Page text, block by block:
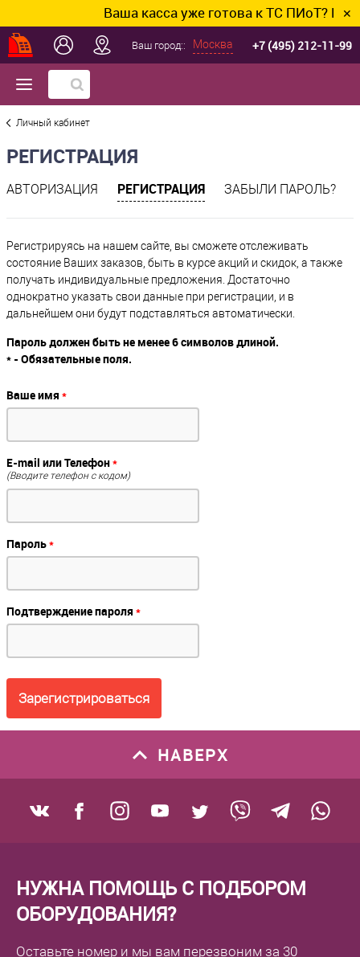
Ваша касса уже готова к ТС ПИоТ? ✕
Ваш город:: Москва +7 (495) 212-11-99
Личный кабинет
РЕГИСТРАЦИЯ
АВТОРИЗАЦИЯ РЕГИСТРАЦИЯ ЗАБЫЛИ ПАРОЛЬ?
Регистрируясь на нашем сайте, вы сможете отслеживать
состояние Ваших заказов, быть в курсе акций и скидок, а также
получать индивидуальные предложения. Достаточно
однократно указать свои данные при регистрации, и в
дальнейшем они будут подставляться автоматически.
Пароль должен быть не менее 6 символов длиной.
* - Обязательные поля.
Ваше имя *
E-mail или Телефон*
(Вводите телефон с кодом)
Пароль*
Подтверждение пароля *
НАВЕРХ
НУЖНА ПОМОЩЬ С ПОДБОРОМ
ОБОРУДОВАНИЯ?
Оставьте номер и мы вам перезвоним за 30